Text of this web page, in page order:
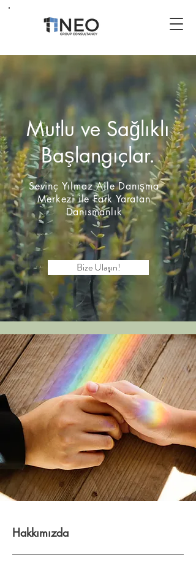
Mutlu ve Sağlıklı
Başlangıçlar.
Sevinç Yılmaz Aile Danışma
Merkezi ile Fark Yaratan
Danısmanlık
Bize Ulaşın!
Hakkımızda